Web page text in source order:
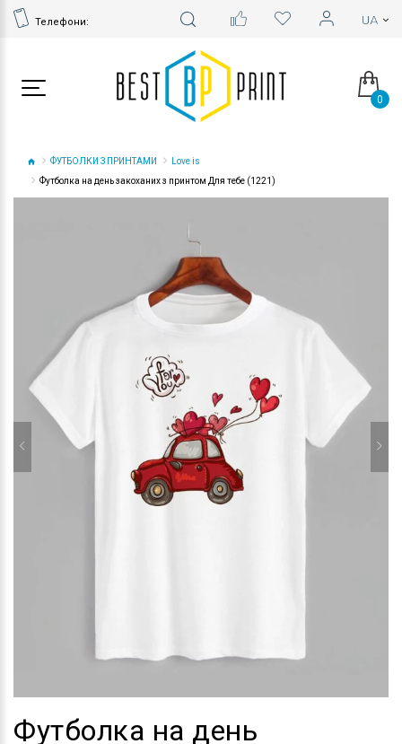
Телефони:
0
ФУТБОЛКИ З ПРИНТАМИ
Love is
Футболка на день закоханих з принтом Для тебе (1221)
Футболка на день